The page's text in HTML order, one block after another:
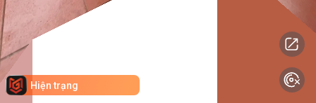
Hiện trạng